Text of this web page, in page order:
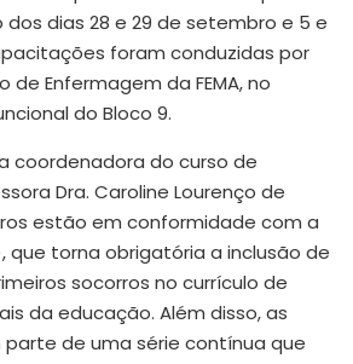
dias 28 e 29 de setembro e 5 e
foram conduzidas por
Enfermagem da FEMA, no
do Bloco 9.
coordenadora do curso de
Dra. Caroline Lourenço de
estão em conformidade com a
que torna obrigatória a inclusão de
socorros no currículo de
da educação. Além disso, as
de uma série contínua que